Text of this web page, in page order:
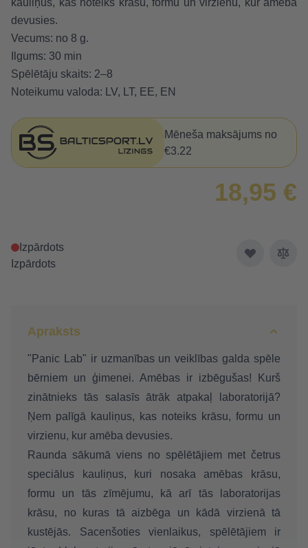
kauliņus, kas noteiks krāsu, formu un virzienu, kur amēba
devusies.
Vecums: no 8 g.
Ilgums: 30 min
Spēlētāju skaits: 2–8
Noteikumu valoda: LV, LT, EE, EN
Mēneša maksājums no
€3.22
18,95 €
Izpārdots
Izpārdots
Apraksts
"Panic Lab" ir uzmanības un veiklības galda spēle
bērniem un ģimenei. Amēbas ir izbēgušas! Kurš
zinātnieks tās salasīs ātrāk atpakaļ laboratorijā?
Ņem palīgā kauliņus, kas noteiks krāsu, formu un
virzienu, kur amēba devusies.
Raunda sākumā viens no spēlētājiem met četrus
speciālus kauliņus, kuri nosaka amēbas krāsu,
formu un tās zīmējumu, kā arī tās laboratorijas
krāsu, no kuras tā aizbēga un kādā virzienā tā
kustējās. Sacenšoties vienlaikus, spēlētājiem ir